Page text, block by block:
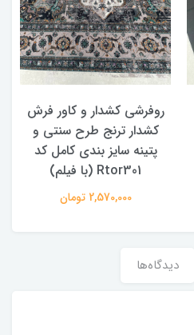
روفرشی کشدار و کاور فرش
کشدار ترنج طرح سنتی و
پتینه سایز بندی کامل کد
Rtor301 (با فیلم)
2,570,000 تومان
دیدگاه‌ها